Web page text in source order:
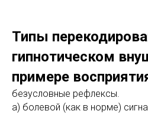
Типы
гипнотическом
примере
безусловные рефлексы.
а) болевой (как в норме)